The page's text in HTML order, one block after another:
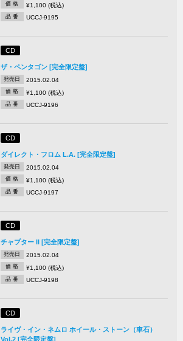
価 格 ¥1,100 (税込)
品 番 UCCJ-9195
CD
ザ・ペンタゴン [完全限定盤]
発売日 2015.02.04
価 格 ¥1,100 (税込)
品 番 UCCJ-9196
CD
ダイレクト・フロム L.A. [完全限定盤]
発売日 2015.02.04
価 格 ¥1,100 (税込)
品 番 UCCJ-9197
CD
チャプター II [完全限定盤]
発売日 2015.02.04
価 格 ¥1,100 (税込)
品 番 UCCJ-9198
CD
ライヴ・イン・ネムロ ホイール・ストーン（車石）
Vol.2 [完全限定盤]